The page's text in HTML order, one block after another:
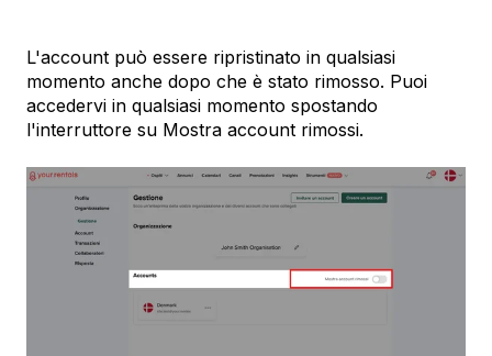
L'account può essere ripristinato in qualsiasi
momento anche dopo che è stato rimosso. Puoi
accedervi in ​​qualsiasi momento spostando
l'interruttore su Mostra account rimossi.